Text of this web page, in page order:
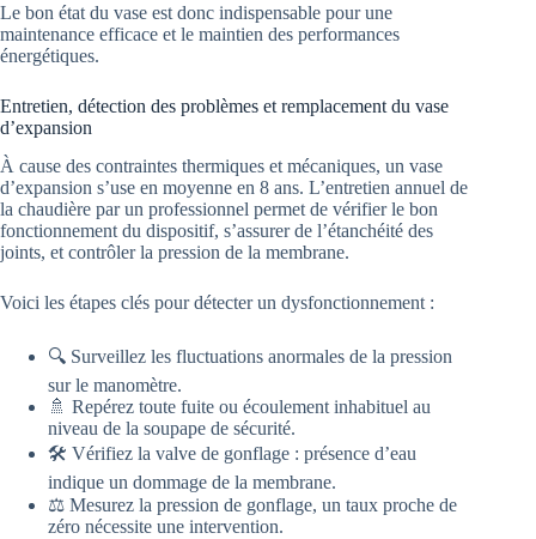
Le bon état du vase est donc indispensable pour une
maintenance efficace et le maintien des performances
énergétiques.
Entretien, détection des problèmes et remplacement du vase
d’expansion
À cause des contraintes thermiques et mécaniques, un vase
d’expansion s’use en moyenne en 8 ans. L’entretien annuel de
la chaudière par un professionnel permet de vérifier le bon
fonctionnement du dispositif, s’assurer de l’étanchéité des
joints, et contrôler la pression de la membrane.
Voici les étapes clés pour détecter un dysfonctionnement :
🔍 Surveillez les fluctuations anormales de la pression
sur le manomètre.
🚿 Repérez toute fuite ou écoulement inhabituel au
niveau de la soupape de sécurité.
🛠️ Vérifiez la valve de gonflage : présence d’eau
indique un dommage de la membrane.
⚖️ Mesurez la pression de gonflage, un taux proche de
zéro nécessite une intervention.